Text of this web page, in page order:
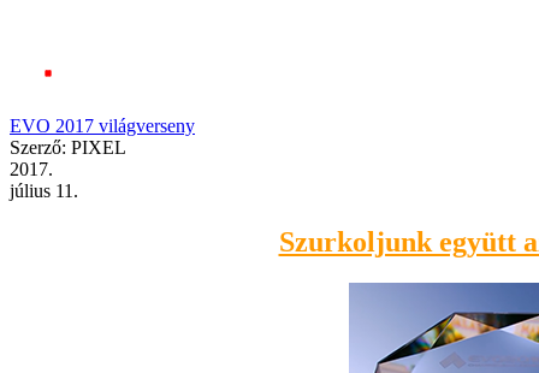
EVO 2017 világverseny
Szerző: PIXEL
2017.
július 11.
Szurkoljunk együtt